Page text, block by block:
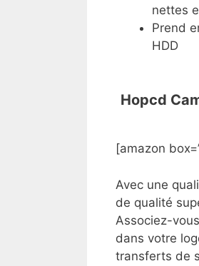
nettes
Prend
HDD
Hopcd
[amazon
Avec une
de qualité
Associez-
dans votre
transferts de